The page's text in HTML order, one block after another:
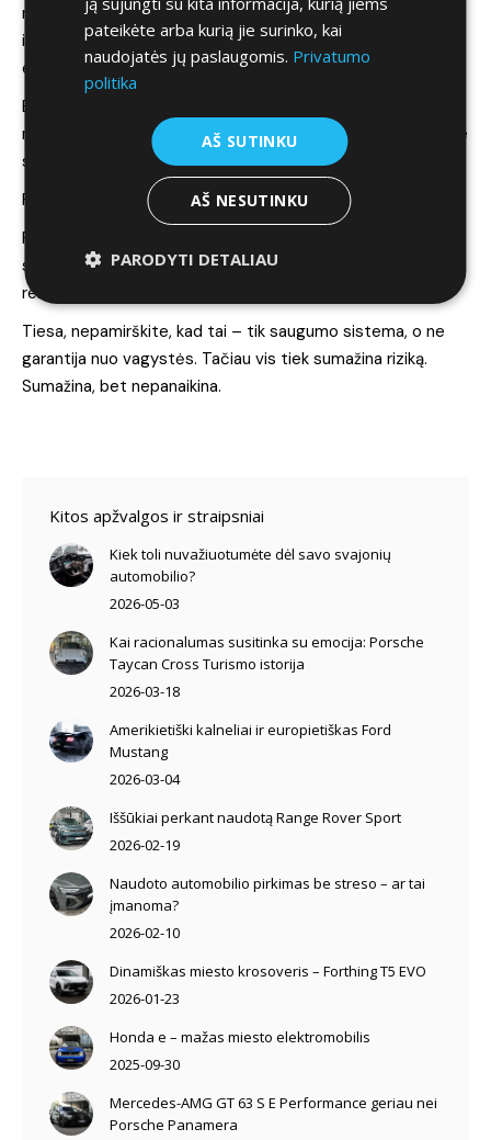
neturėtų rūpėti apsaugos sistemų kaina. Tiesa, jos dar turi
ir abonementinį palaikymo mokestį, viso labo keliasdešimt
eurų, bet vis tiek turi.
Esminis skirtumas lyginant su antruoju lygiu – sistema
nuolat siunčia signalą tiesiai apsaugos bendrovei – 24/7 be
sustojimo. Kaina: nuo 850 – 1650 eurų.
Praktiški patarimai
Pasidalinsiu patarimu: niekada nesirinkite apsaugos
sistemos, neišsirinkę draudimo bendrovės, nes jų
reikalavimai automobilio apsaugai gali smarkiai skirtis.
Tiesa, nepamirškite, kad tai – tik saugumo sistema, o ne
garantija nuo vagystės. Tačiau vis tiek sumažina riziką.
Sumažina, bet nepanaikina.
Kitos apžvalgos ir straipsniai
Kiek toli nuvažiuotumėte dėl savo svajonių
automobilio?
2026-05-03
Kai racionalumas susitinka su emocija: Porsche
Taycan Cross Turismo istorija
2026-03-18
Amerikietiški kalneliai ir europietiškas Ford
Mustang
2026-03-04
Iššūkiai perkant naudotą Range Rover Sport
2026-02-19
Naudoto automobilio pirkimas be streso – ar tai
įmanoma?
2026-02-10
Dinamiškas miesto krosoveris – Forthing T5 EVO
2026-01-23
Honda e – mažas miesto elektromobilis
2025-09-30
Mercedes-AMG GT 63 S E Performance geriau nei
Porsche Panamera
pateikėte arba kurią jie surinko, kai
naudojatės jų paslaugomis. Privatumo
politika
AŠ SUTINKU
AŠ NESUTINKU
PARODYTI DETALIAU